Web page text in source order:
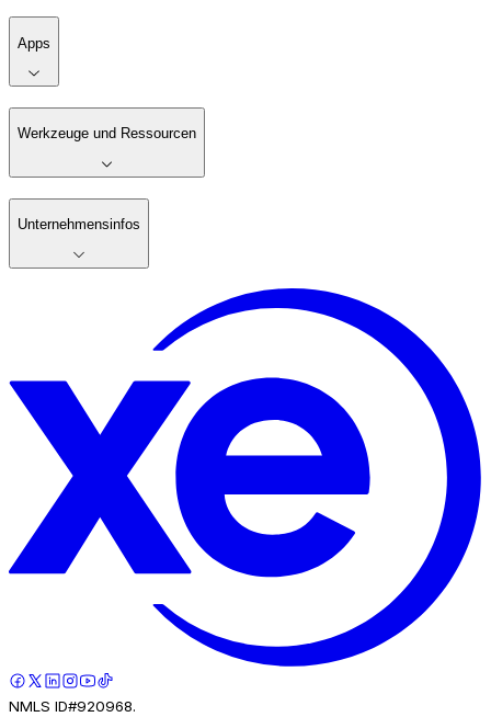
Apps
Werkzeuge und Ressourcen
Unternehmensinfos
NMLS ID#920968.